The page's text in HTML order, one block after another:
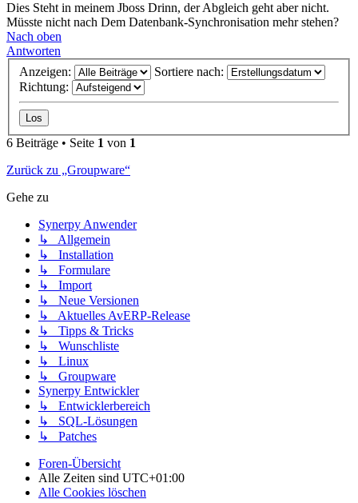
Dies Steht in meinem Jboss Drinn, der Abgleich geht aber nicht.
Müsste nicht nach Dem Datenbank-Synchronisation mehr stehen?
Nach oben
Antworten
Anzeigen:
Sortiere nach:
Richtung:
6 Beiträge • Seite 1 von 1
Zurück zu „Groupware“
Gehe zu
Synerpy Anwender
↳ Allgemein
↳ Installation
↳ Formulare
↳ Import
↳ Neue Versionen
↳ Aktuelles AvERP-Release
↳ Tipps & Tricks
↳ Wunschliste
↳ Linux
↳ Groupware
Synerpy Entwickler
↳ Entwicklerbereich
↳ SQL-Lösungen
↳ Patches
Foren-Übersicht
Alle Zeiten sind UTC+01:00
Alle Cookies löschen